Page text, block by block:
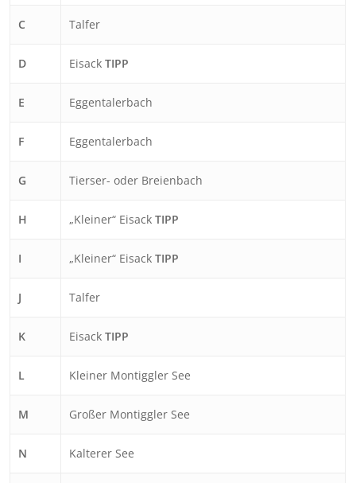
C Talfer
D EisackTIPP
E Eggentalerbach
F Eggentalerbach
G Tierser- oder Breienbach
H „Kleiner“ EisackTIPP
I „Kleiner“ EisackTIPP
J Talfer
K EisackTIPP
L Kleiner Montiggler See
M Großer Montiggler See
N Kalterer See